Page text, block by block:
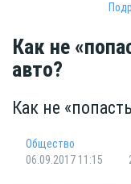
Как не
авто?
Как не
Общество
06.09.2017 11:15